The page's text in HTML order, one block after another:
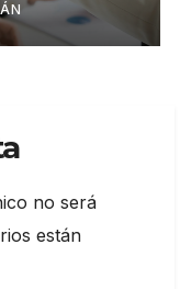
no será
están